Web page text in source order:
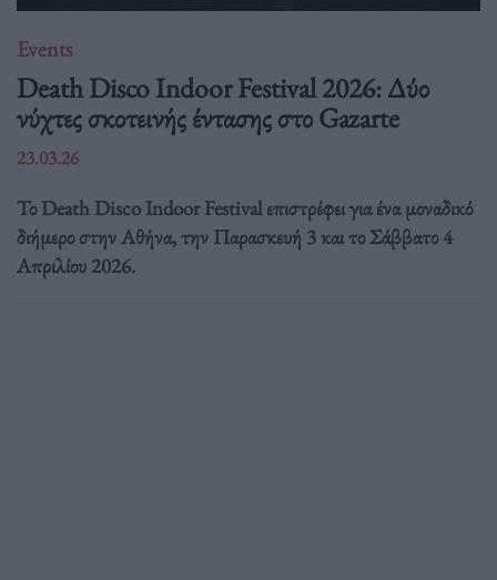
Events
Death Disco Indoor Festival 2026: Δύο
νύχτες σκοτεινής έντασης στο Gazarte
23.03.26
Το Death Disco Indoor Festival επιστρέφει για ένα μοναδικό
διήμερο στην Αθήνα, την Παρασκευή 3 και το Σάββατο 4
Απριλίου 2026.